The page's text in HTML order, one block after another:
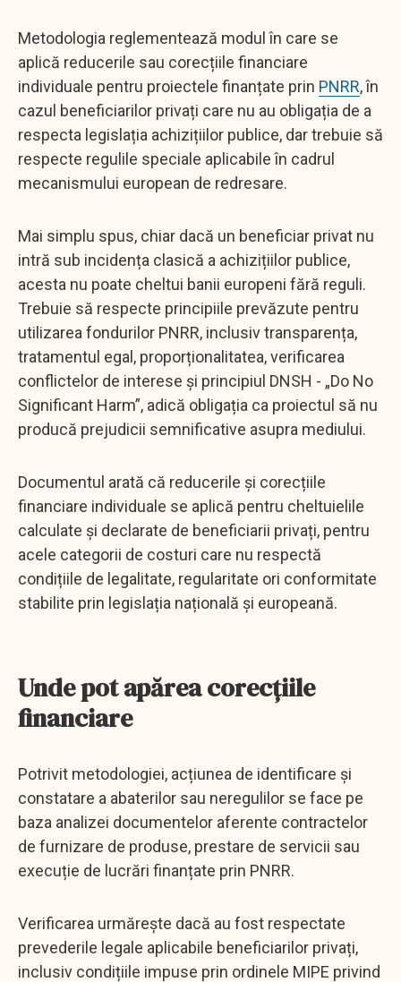
Metodologia reglementează modul în care se
aplică reducerile sau corecțiile financiare
individuale pentru proiectele finanțate prin PNRR, în
cazul beneficiarilor privați care nu au obligația de a
respecta legislația achizițiilor publice, dar trebuie să
respecte regulile speciale aplicabile în cadrul
mecanismului european de redresare.
Mai simplu spus, chiar dacă un beneficiar privat nu
intră sub incidența clasică a achizițiilor publice,
acesta nu poate cheltui banii europeni fără reguli.
Trebuie să respecte principiile prevăzute pentru
utilizarea fondurilor PNRR, inclusiv transparența,
tratamentul egal, proporționalitatea, verificarea
conflictelor de interese și principiul DNSH - „Do No
Significant Harm”, adică obligația ca proiectul să nu
producă prejudicii semnificative asupra mediului.
Documentul arată că reducerile și corecțiile
financiare individuale se aplică pentru cheltuielile
calculate și declarate de beneficiarii privați, pentru
acele categorii de costuri care nu respectă
condițiile de legalitate, regularitate ori conformitate
stabilite prin legislația națională și europeană.
Unde pot apărea corecțiile
financiare
Potrivit metodologiei, acțiunea de identificare și
constatare a abaterilor sau neregulilor se face pe
baza analizei documentelor aferente contractelor
de furnizare de produse, prestare de servicii sau
execuție de lucrări finanțate prin PNRR.
Verificarea urmărește dacă au fost respectate
prevederile legale aplicabile beneficiarilor privați,
inclusiv condițiile impuse prin ordinele MIPE privind